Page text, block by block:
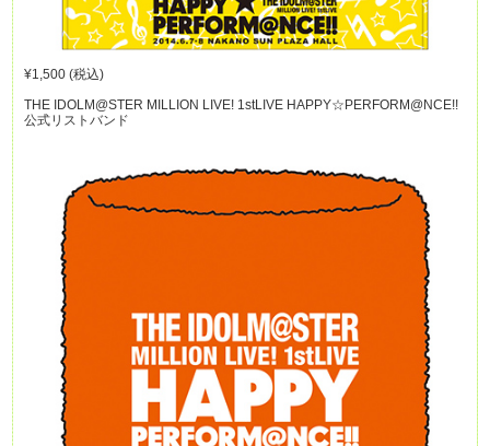
¥1,500 (税込)
THE IDOLM@STER MILLION LIVE! 1stLIVE HAPPY☆PERFORM@NCE!!
公式リストバンド